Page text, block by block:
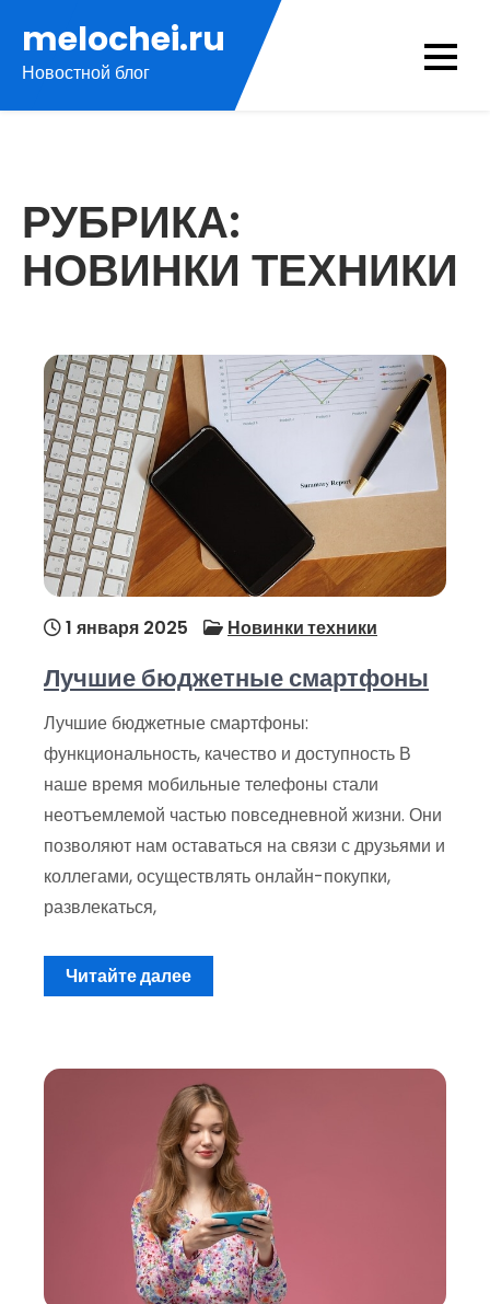
содержимому
melochei.ru
Новостной блог
РУБРИКА:
НОВИНКИ ТЕХНИКИ
1 января 2025 Новинки техники
Лучшие бюджетные смартфоны
Лучшие бюджетные смартфоны:
функциональность, качество и доступность В
наше время мобильные телефоны стали
неотъемлемой частью повседневной жизни. Они
позволяют нам оставаться на связи с друзьями и
коллегами, осуществлять онлайн-покупки,
развлекаться,
Читайте далее